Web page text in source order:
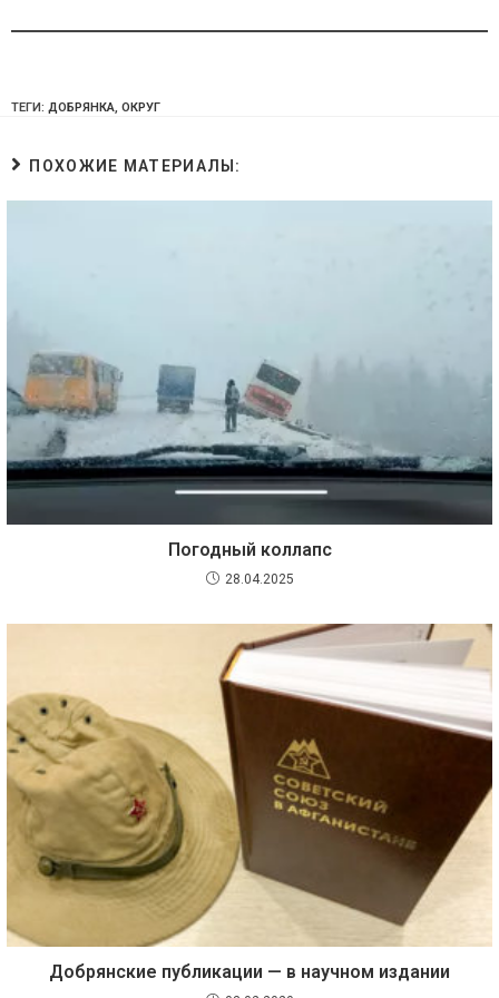
ТЕГИ: ДОБРЯНКА, ОКРУГ
ПОХОЖИЕ МАТЕРИАЛЫ:
Погодный коллапс
28.04.2025
Добрянские публикации — в научном издании